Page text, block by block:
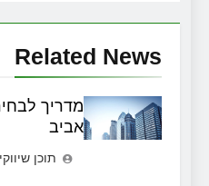
Related News
מדריך
אביב
תוכן שיווקי